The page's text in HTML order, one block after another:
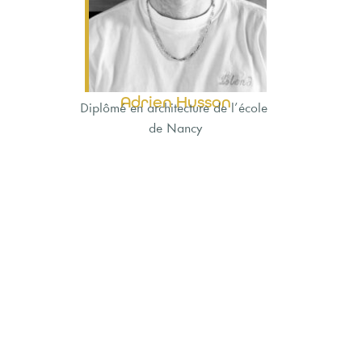
Adrien Husson
Diplômé en architecture de l’école
de Nancy